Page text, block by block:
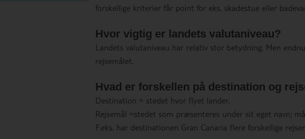
forskellige kriterier får point for eks. skadestue eller
Hvor vigtig er landets valutaniveau?
Landets valutaniveau har relativ stor betydning. Men
rejsemålet.
Hvad er forskellen på destination og
Destination = stedet hvor flyet lander.
Rejsemål =stedet som præsenteres under sit eget navn;
F.eks. har destinationen Gran Canaria flere forskellige